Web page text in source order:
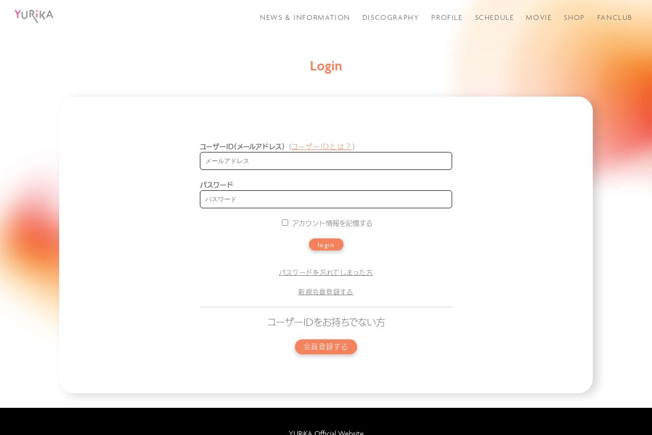
NEWS & INFORMATION DISCOGRAPHY PROFILE SCHEDULE MOVIE SHOP FANCLUB
Login
ユーザーID(メールアドレス) （ ユーザーIDとは？ ）
パスワード
アカウント情報を記憶する
login
パスワードを忘れてしまった方
新規会員登録する
ユーザーIDをお持ちでない方
会員登録する
YURiKA Official Website